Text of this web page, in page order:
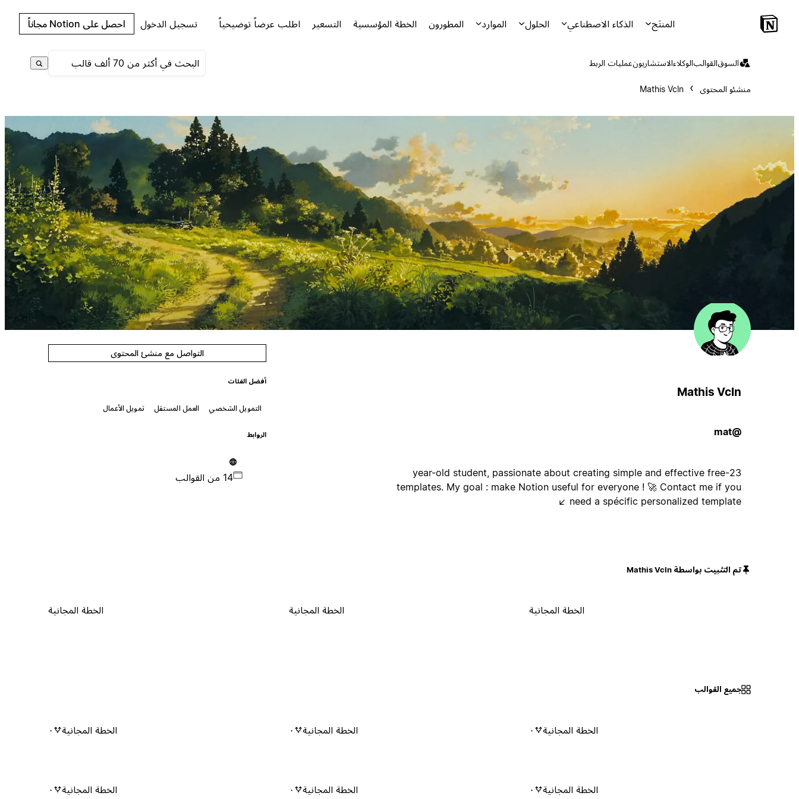
المنتَج الذكاء الاصطناعي الحلول الموارد المطورون الخطة المؤسسية التسعير اطلب عرضاً توضيحياً تسجيل الدخول احصل على Notion مجاناً
السوقالقوالبالوكلاءالاستشاريونعمليات الربط
منشئو المحتوى Mathis Vcln
Mathis Vcln
@mat
23-year-old student, passionate about creating simple and effective free
templates. My goal : make Notion useful for everyone ! 🚀 Contact me if you
need a spécific personalized template ↙️
التواصل مع منشئ المحتوى
أفضل الفئات
التمويل الشخصي العمل المستقل تمويل الأعمال
الروابط
14 من القوالب
تم التثبيت بواسطة Mathis Vcln
الخطة المجانية الخطة المجانية الخطة المجانية
جميع القوالب
الخطة المجانية ٠ الخطة المجانية ٠ الخطة المجانية ٠
الخطة المجانية ٠ الخطة المجانية ٠ الخطة المجانية ٠